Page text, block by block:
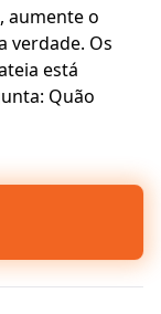
aumente o
verdade. Os
está
Quão